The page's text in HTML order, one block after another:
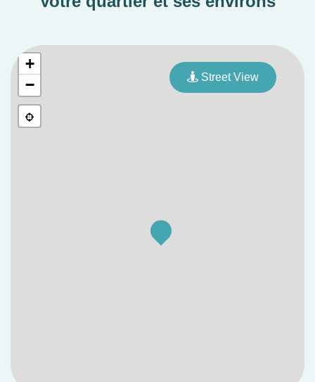
aussi bien à la résidence principale qu’à
VALORITY ADB
+
−
Street View